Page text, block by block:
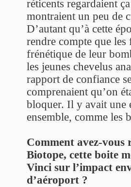
réticents regardaient
montraient un peu de
D’autant qu’à cette
rendre compte que
frénétique de leur
les jeunes chevelus
rapport de confiance
comprenaient qu’on
bloquer. Il y avait une
ensemble, comme les
Comment avez-vous
Biotope, cette boite
Vinci sur l’impact
d’aéroport ?